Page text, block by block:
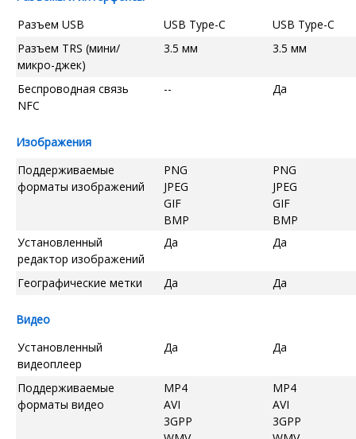
Разъем USB
USB Type-C
USB Type-C
Разъем TRS (мини/
микро-джек)
3.5 мм 3.5 мм
Беспроводная связь
NFC
-- Да
Изображения
Поддерживаемые
форматы изображений
PNG
JPEG
GIF
BMP
PNG
JPEG
GIF
BMP
Установленный
редактор изображений
Да Да
Географические метки Да Да
Видео
Установленный
видеоплеер
Да Да
Поддерживаемые
форматы видео
MP4
AVI
3GPP
MP4
AVI
3GPP